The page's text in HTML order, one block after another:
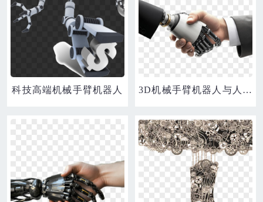
科技高端机械手臂机器人 3D机械手臂机器人与人类和平共处免抠元素